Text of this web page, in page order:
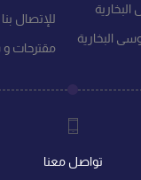
البخارية
للإتصال بنا
مقترحات و
تواصل معنا